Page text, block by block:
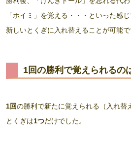
「ホイミ」を覚える・・・といった感じ
新しいとくぎに入れ替えることが可能で
1回の勝利で覚えられるの
1回の勝利で新たに覚えられる（入れ替
とくぎは1つだけでした。